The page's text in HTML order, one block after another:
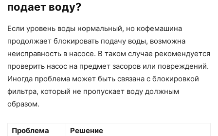
подает воду?
Если уровень воды нормальный, но кофемашина
продолжает блокировать подачу воды, возможна
неисправность в насосе. В таком случае рекомендуется
проверить насос на предмет засоров или повреждений.
Иногда проблема может быть связана с блокировкой
фильтра, который не пропускает воду должным
образом.
Проблема
Решение